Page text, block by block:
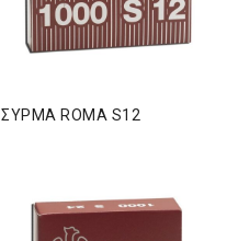
ΣΥΡΜΑ ROMA S12